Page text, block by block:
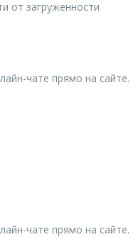
от загруженности
чате прямо на сайте.
чате прямо на сайте.